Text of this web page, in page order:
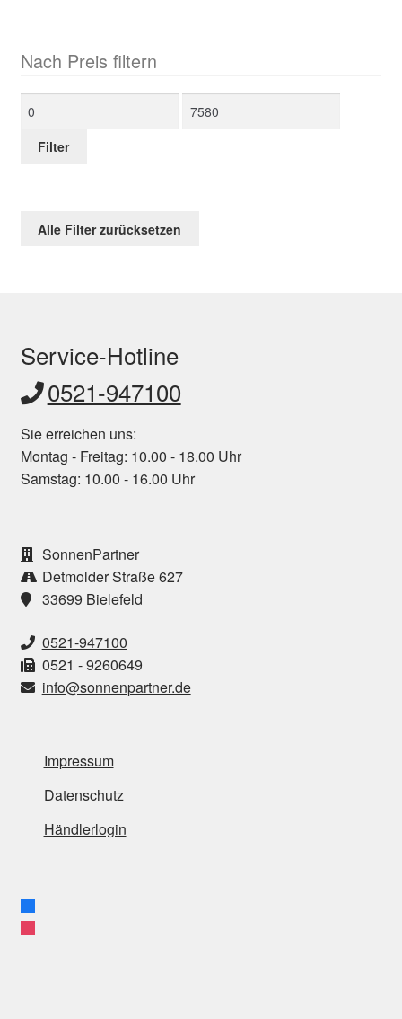
Nach Preis filtern
Preis
Preis
Filter
Alle Filter zurücksetzen
Service-Hotline
0521-947100
Sie erreichen uns:
Montag - Freitag: 10.00 - 18.00 Uhr
Samstag: 10.00 - 16.00 Uhr
SonnenPartner
Detmolder Straße 627
33699 Bielefeld
0521-947100
0521 - 9260649
info@sonnenpartner.de
Impressum
Datenschutz
Händlerlogin
facebook
instagram